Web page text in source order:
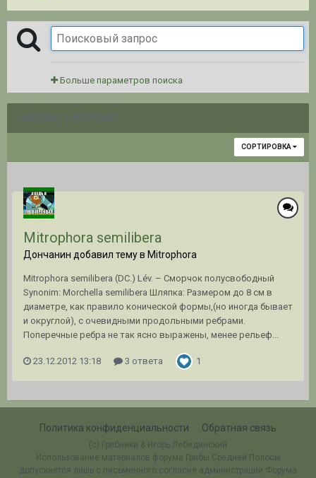
Больше параметров поиска
НАЙДЕНО 1 РЕЗУЛЬТАТ
СОРТИРОВКА
Mitrophora semilibera
Дончанин добавил тему в Mitrophora
Mitrophora semilibera (DC.) Lév. – Сморчок полусвободный
Synonim: Morchella semilibera Шляпка: Размером до 8 см в
диаметре, как правило конической формы,(но иногда бывает
и округлой), с очевидными продольными ребрами.
Поперечные ребра не так ясно выражены, менее рельеф...
23.12.2012 13:18 3 ответа 1
Политика конфиденциальности Обратная связь
(c) Грибники & Игорь Лебединский
Использование материалов форума Грибы Средней Полосы
допускается лишь с письменного согласия администрации Форума